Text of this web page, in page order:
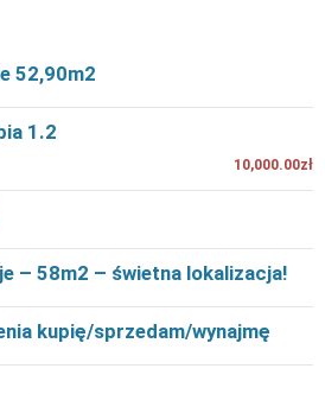
52,90m2
1.2
10,000.00zł
– 58m2 – świetna lokalizacja!
kupię/sprzedam/wynajmę